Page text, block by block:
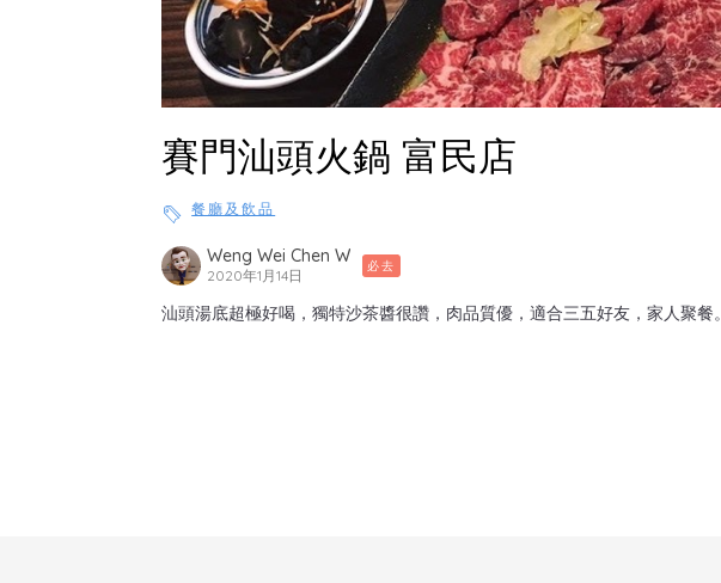
賽門汕頭火鍋 富民店
餐廳及飲品
Weng Wei Chen W
2020年1月14日
必去
汕頭湯底超極好喝，獨特沙茶醬很讚，肉品質優，適合三五好友，家人聚餐。